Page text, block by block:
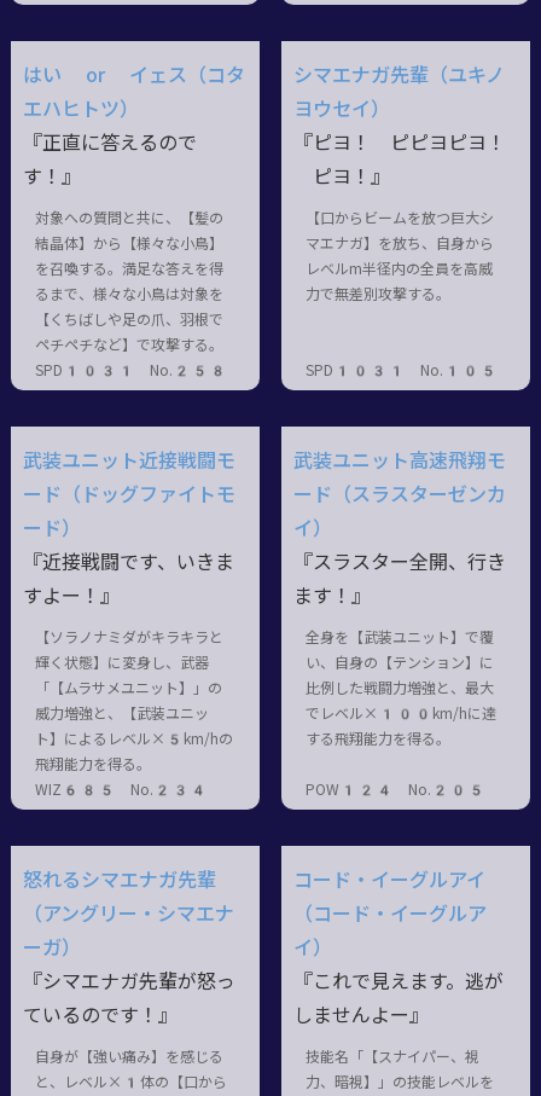
はい or イェス（コタ
エハヒトツ）
『正直に答えるので
す！』
対象への質問と共に、【髪の
結晶体】から【様々な小鳥】
を召喚する。満足な答えを得
るまで、様々な小鳥は対象を
【くちばしや足の爪、羽根で
ペチペチなど】で攻撃する。
SPD1031 No.258
シマエナガ先輩（ユキノ
ヨウセイ）
『ピヨ！ ピピヨピヨ！
ピヨ！』
【口からビームを放つ巨大シ
マエナガ】を放ち、自身から
レベルm半径内の全員を高威
力で無差別攻撃する。
SPD1031 No.105
武装ユニット近接戦闘モ
ード（ドッグファイトモ
ード）
『近接戦闘です、いきま
すよー！』
【ソラノナミダがキラキラと
輝く状態】に変身し、武器
「【ムラサメユニット】」の
威力増強と、【武装ユニッ
ト】によるレベル×5km/hの
飛翔能力を得る。
WIZ685 No.234
武装ユニット高速飛翔モ
ード（スラスターゼンカ
イ）
『スラスター全開、行き
ます！』
全身を【武装ユニット】で覆
い、自身の【テンション】に
比例した戦闘力増強と、最大
でレベル×100km/hに達
する飛翔能力を得る。
POW124 No.205
怒れるシマエナガ先輩
（アングリー・シマエナ
ーガ）
『シマエナガ先輩が怒っ
ているのです！』
自身が【強い痛み】を感じる
と、レベル×1体の【口から
コード・イーグルアイ
（コード・イーグルア
イ）
『これで見えます。逃が
しませんよー』
技能名「【スナイパー、視
力、暗視】」の技能レベルを